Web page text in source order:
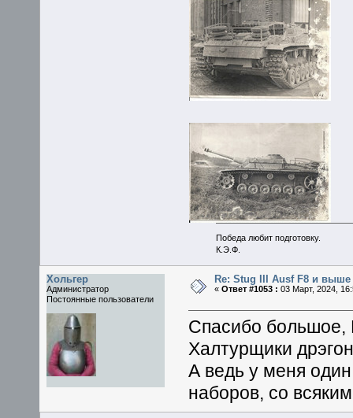
Победа любит подготовку.
К.Э.Ф.
Хольгер
Администратор
Постоянные пользователи
Re: Stug III Ausf F8 и выше
« Ответ #1053 : 03 Март, 2024,
Спасибо большое,
Халтурщики
А ведь у меня
наборов, со